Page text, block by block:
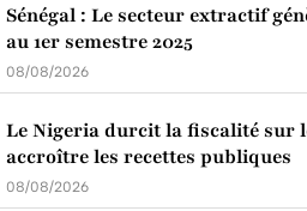
Sénégal : Le secteur extractif
au 1er semestre 2025
08/08/2026
Le Nigeria durcit la fiscalité sur
accroître les recettes publiques
08/08/2026